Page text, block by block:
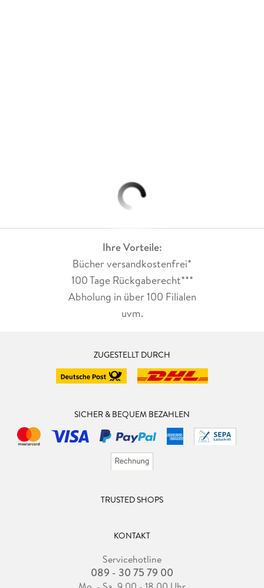
Ihre Vorteile:
Bücher versandkostenfrei*
100 Tage Rückgaberecht***
Abholung in über 100 Filialen
uvm.
ZUGESTELLT DURCH
SICHER & BEQUEM BEZAHLEN
TRUSTED SHOPS
KONTAKT
Servicehotline
089 - 30 75 79 00